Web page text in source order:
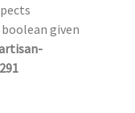
given
291